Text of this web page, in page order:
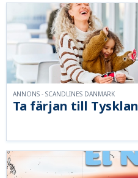
Ta färjan till
ANNONS - SCANDLINES DANMARK